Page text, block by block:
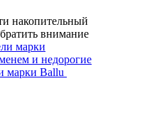
накопительный
внимание
марки
и недорогие
марки Ballu